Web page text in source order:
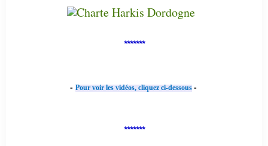
*******
- Pour voir les vidéos, cliquez ci-dessous -
*******